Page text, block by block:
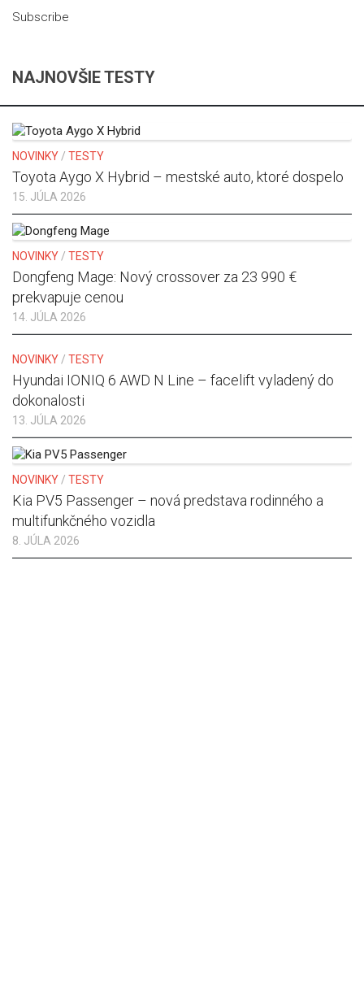
Subscribe
NAJNOVŠIE TESTY
NOVINKY/ TESTY
Toyota Aygo X Hybrid – mestské auto, ktoré dospelo
15. JÚLA 2026
NOVINKY/ TESTY
Dongfeng Mage: Nový crossover za 23 990 €
prekvapuje cenou
14. JÚLA 2026
NOVINKY/ TESTY
Hyundai IONIQ 6 AWD N Line – facelift vyladený do
dokonalosti
13. JÚLA 2026
NOVINKY/ TESTY
Kia PV5 Passenger – nová predstava rodinného a
multifunkčného vozidla
8. JÚLA 2026